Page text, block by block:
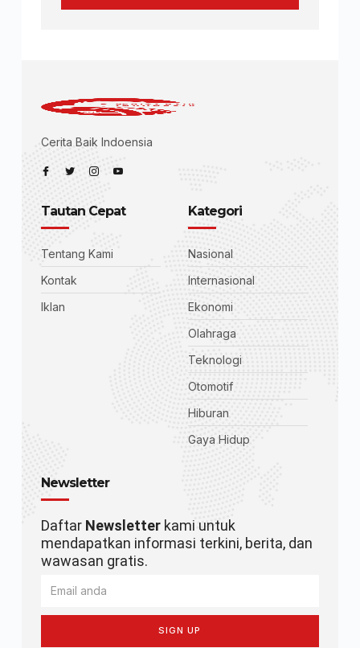
Cerita Baik Indoensia
Tautan Cepat
Tentang Kami
Kontak
Iklan
Kategori
Nasional
Internasional
Ekonomi
Olahraga
Teknologi
Otomotif
Hiburan
Gaya Hidup
Newsletter
Daftar Newsletterkami untuk
mendapatkan informasi terkini, berita, dan
wawasan gratis.
SIGN UP